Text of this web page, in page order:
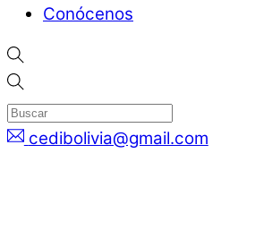
Conócenos
cedibolivia@gmail.com